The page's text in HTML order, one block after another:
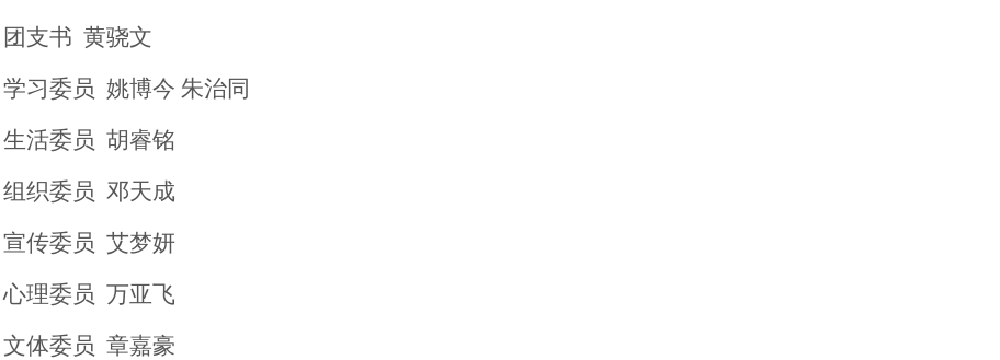
团支书 黄骁文
学习委员 姚博今 朱治同
生活委员 胡睿铭
组织委员 邓天成
宣传委员 艾梦妍
心理委员 万亚飞
文体委员 章嘉豪